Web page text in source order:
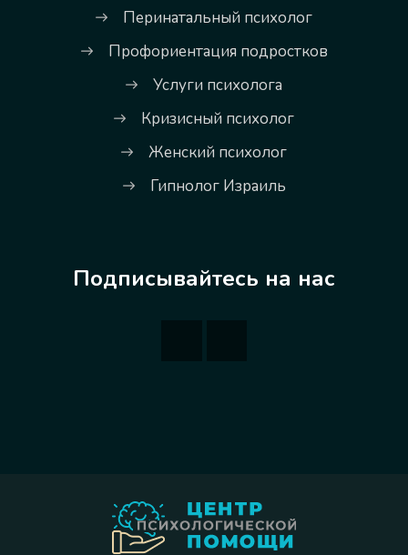
Перинатальный психолог
Профориентация подростков
Услуги психолога
Кризисный психолог
Женский психолог
Гипнолог Израиль
Подписывайтесь на нас